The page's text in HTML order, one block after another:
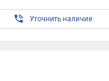
 Уточнить наличие